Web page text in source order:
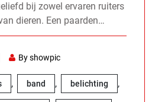
bij zowel ervaren ruiters
dieren. Een paarden…
By showpic
, band , belichting ,